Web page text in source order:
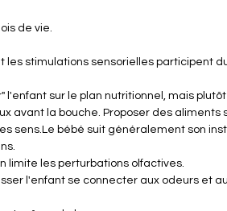
de vie.
stimulations sensorielles participent
sur le plan nutritionnel, mais plutôt
avant la bouche. Proposer des aliments
sens.Le bébé suit généralement son
limite les perturbations olfactives.
l'enfant se connecter aux odeurs et